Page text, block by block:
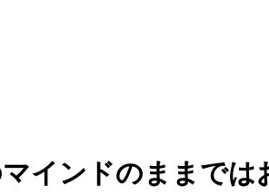
インドのままでは